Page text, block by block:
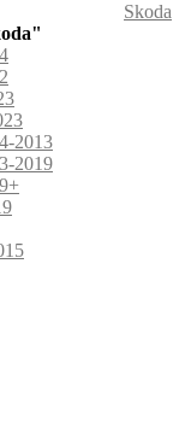
Skoda
2013
2019